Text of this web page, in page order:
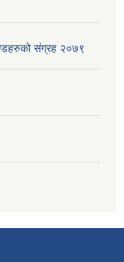
संग्रह २०७९